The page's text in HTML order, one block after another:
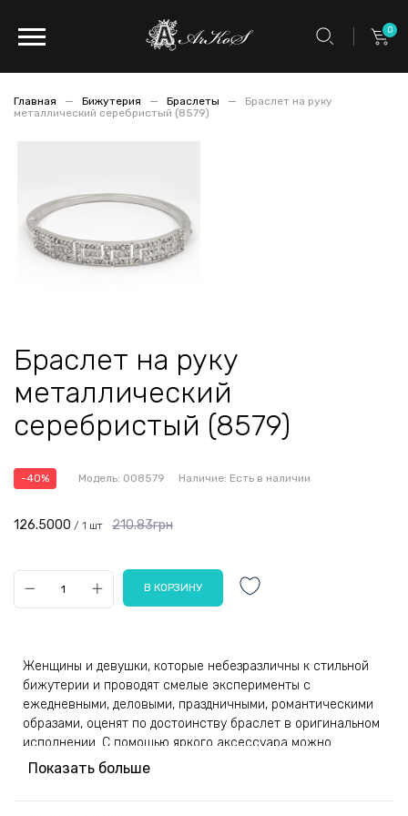
0
Главная Бижутерия Браслеты
Браслет на руку
металлический серебристый (8579)
Браслет на руку
металлический
серебристый (8579)
-40% Модель: 008579 Наличие: Есть в наличии
210.83грн
126.5000 / 1 шт
Женщины и девушки, которые небезразличны к стильной
бижутерии и проводят смелые эксперименты с
ежедневными, деловыми, праздничными, романтическими
образами, оценят по достоинству браслет в оригинальном
исполнении. С помощью яркого аксессуара можно
расставить правильно акценты в разных комплектах
Показать больше